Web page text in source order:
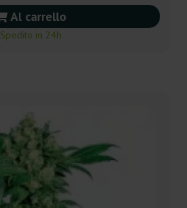
Al carrello
Spedito in 24h